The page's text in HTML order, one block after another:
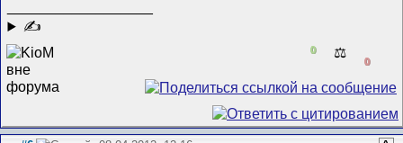
✍
0 ⚖️
0